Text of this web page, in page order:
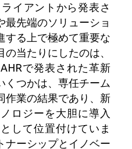
イアントから発表さ
最先端のソリューショ
する上で極めて重要な
当たりにしたのは、
で発表された革新
くつかは、専任チーム
作業の結果であり、新
ロジーを大胆に導入
して位置付けていま
ナーシップとイノベー